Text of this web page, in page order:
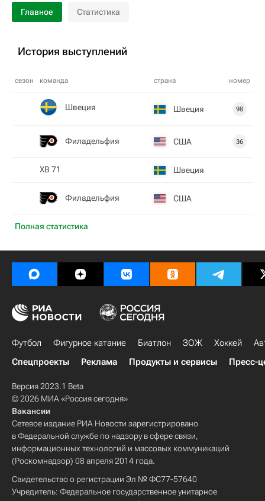
Главное Статистика
История выступлений
сезон команда страна номер
Полная статистика
Швеция Швеция 98
Филадельфия США 36
XВ 71 Швеция
Филадельфия США
Футбол Фигурное катание Биатлон ЗОЖ Хоккей
Спецпроекты
Реклама Продукты и сервисы Пресс-
Версия 2023.1 Beta
© 2026 МИА «Россия сегодня»
Вакансии
Сетевое издание РИА Новости зарегистрировано
в Федеральной службе по надзору в сфере связи,
информационных технологий и массовых коммуникаций
(Роскомнадзор) 08 апреля 2014 года.
Свидетельство о регистрации Эл № ФС77-57640
Учредитель: Федеральное государственное унитарное